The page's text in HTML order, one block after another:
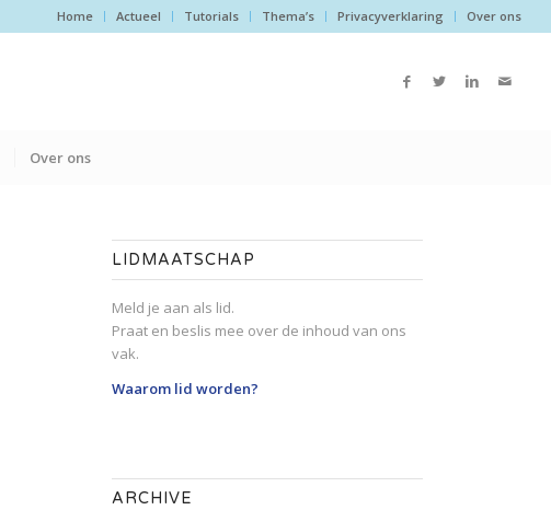
Home Actueel Tutorials Thema’s Privacyverklaring Over ons
Over ons
LIDMAATSCHAP
Meld je aan als lid.
Praat en beslis mee over de inhoud van ons
vak.
Waarom lid worden?
ARCHIVE